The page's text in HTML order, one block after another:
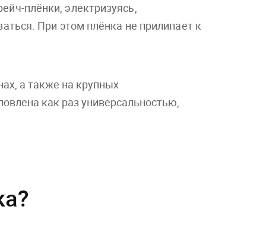
плёнки, электризуясь,
При этом плёнка не прилипает к
а также на крупных
как раз универсальностью,